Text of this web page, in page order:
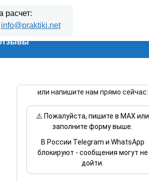
расчет:
info@praktiki.net
или напишите нам прямо сейчас:
⚠️ Пожалуйста, пишите в MAX или
заполните форму выше.
В России Telegram и WhatsApp
блокируют - сообщения могут не
дойти.